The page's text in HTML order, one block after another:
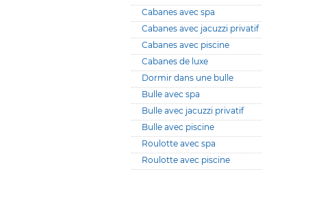
Cabanes avec spa
Cabanes avec jacuzzi privatif
Cabanes avec piscine
Cabanes de luxe
Dormir dans une bulle
Bulle avec spa
Bulle avec jacuzzi privatif
Bulle avec piscine
Roulotte avec spa
Roulotte avec piscine